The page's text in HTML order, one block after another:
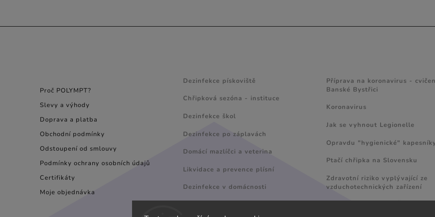
Proč POLYMPT?
Slevy a výhody
Doprava a platba
Obchodní podmínky
Odstoupení od smlouvy
Podmínky ochrany osobních údajů
Certifikáty
Moje objednávka
Dezinfekce pískoviště
Chřipková sezóna - instituce
Dezinfekce škol
Dezinfekce po záplavách
Domácí mazlíčci a veterina
Likvidace a prevence plísní
Dezinfekce v domácnosti
Příprava na koronavirus -
Banské Bystřici
Koronavirus
Jak se vyhnout Legionelle
Opravdu "hygienické"
Ptačí chřipka na Slovensku
Zdravotní riziko vyplývající ze
vzduchotechnických zařízení